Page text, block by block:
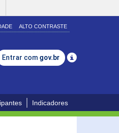
ALTO CONTRASTE
Entrar com gov.br
Indicadores